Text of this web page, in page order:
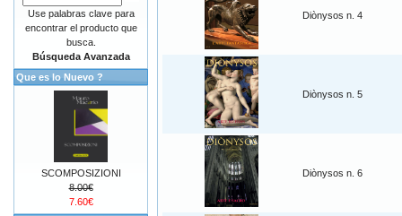
Diònysos n. 4
Diònysos n. 5
Diònysos n. 6
Use palabras clave para
encontrar el producto que
busca.
Búsqueda Avanzada
Que es lo Nuevo ?
SCOMPOSIZIONI
8.00€
7.60€